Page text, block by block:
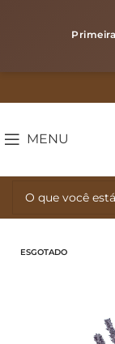
MENU
ESGOTADO